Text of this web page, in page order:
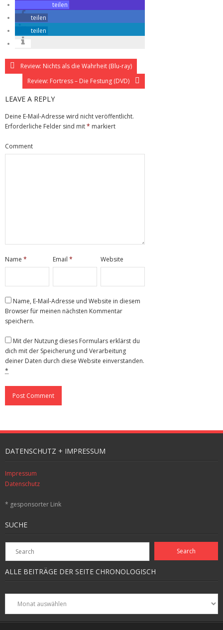
teilen
teilen
teilen
Review: Nichts als die Wahrheit (Blu-ray)
Review: Fortress – Die Festung (DVD)
LEAVE A REPLY
Deine E-Mail-Adresse wird nicht veröffentlicht.
Erforderliche Felder sind mit* markiert
Comment
Name * Email* Website
Name, E-Mail-Adresse und Website in diesem
Browser für meinen nächsten Kommentar
speichern.
Mit der Nutzung dieses Formulars erklärst du
dich mit der Speicherung und Verarbeitung
deiner Daten durch diese Website einverstanden.
*
DATENSCHUTZ + IMPRESSUM
Impressum
Datenschutz
* gesponsorter Link
SUCHE
ALLE BEITRÄGE DER SEITE CHRONOLOGISCH
Alle
Beiträge
der
Seite